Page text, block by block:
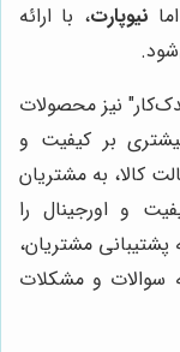
نیوپارت، با ارائه
نیز محصولات
بر کیفیت و
کالا، به مشتریان
و اورجینال را
پشتیبانی مشتریان،
سوالات و مشکلات